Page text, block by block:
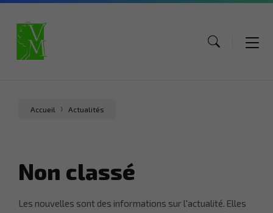
Aller
contenu
Aller
menu
Aller
page
Accueil Actualités
Non classé
Les nouvelles sont des informations sur l'actualité. Elles